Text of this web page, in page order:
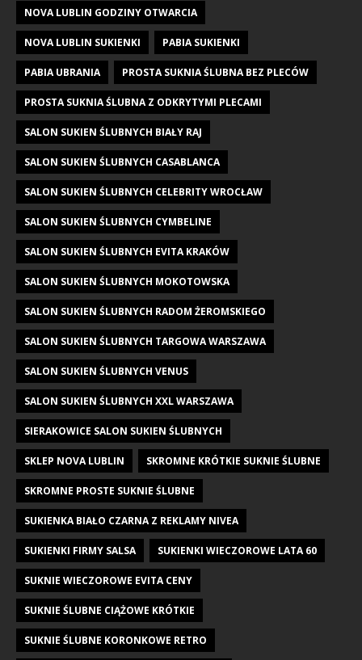
NOVA LUBLIN GODZINY OTWARCIA
NOVA LUBLIN SUKIENKI PABIA SUKIENKI
PABIA UBRANIA PROSTA SUKNIA ŚLUBNA BEZ PLECÓW
PROSTA SUKNIA ŚLUBNA Z ODKRYTYMI PLECAMI
SALON SUKIEN ŚLUBNYCH BIAŁY RAJ
SALON SUKIEN ŚLUBNYCH CASABLANCA
SALON SUKIEN ŚLUBNYCH CELEBRITY WROCŁAW
SALON SUKIEN ŚLUBNYCH CYMBELINE
SALON SUKIEN ŚLUBNYCH EVITA KRAKÓW
SALON SUKIEN ŚLUBNYCH MOKOTOWSKA
SALON SUKIEN ŚLUBNYCH RADOM ŻEROMSKIEGO
SALON SUKIEN ŚLUBNYCH TARGOWA WARSZAWA
SALON SUKIEN ŚLUBNYCH VENUS
SALON SUKIEN ŚLUBNYCH XXL WARSZAWA
SIERAKOWICE SALON SUKIEN ŚLUBNYCH
SKLEP NOVA LUBLIN SKROMNE KRÓTKIE SUKNIE ŚLUBNE
SKROMNE PROSTE SUKNIE ŚLUBNE
SUKIENKA BIAŁO CZARNA Z REKLAMY NIVEA
SUKIENKI FIRMY SALSA SUKIENKI WIECZOROWE LATA 60
SUKNIE WIECZOROWE EVITA CENY
SUKNIE ŚLUBNE CIĄŻOWE KRÓTKIE
SUKNIE ŚLUBNE KORONKOWE RETRO